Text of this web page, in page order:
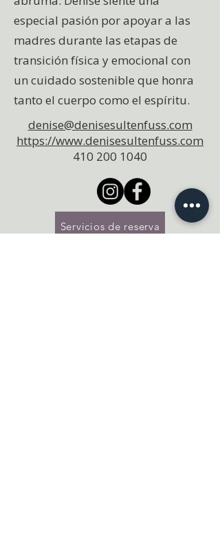
especial pasión por apoyar a las
madres durante las etapas de
transición física y emocional con
un cuidado sostenible que honra
tanto el cuerpo como el espíritu.
denise@denisesultenfuss.com
https://www.denisesultenfuss.com
410 200 1040
Servicios de reserva